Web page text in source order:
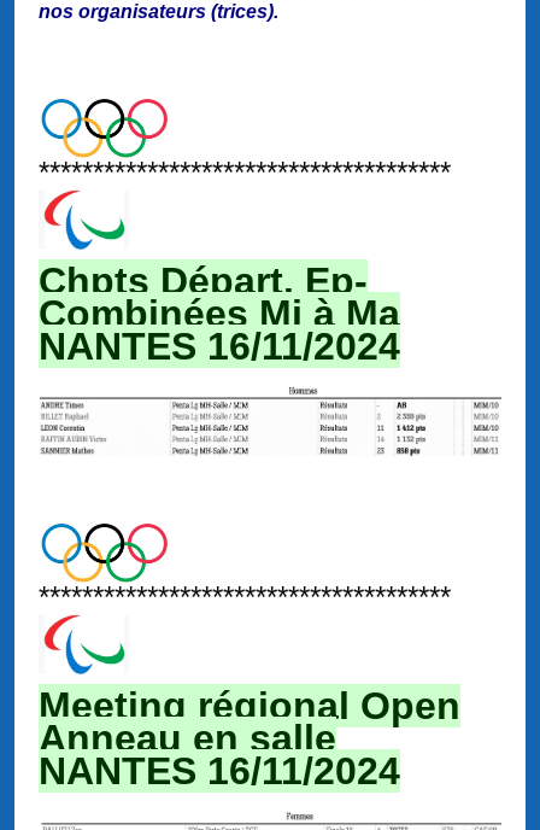
nos organisateurs (trices).
**************************************
Chpts Départ. Ep-
Combinées Mi à Ma
NANTES 16/11/2024
**************************************
Meeting régional Open
Anneau en salle
NANTES 16/11/2024